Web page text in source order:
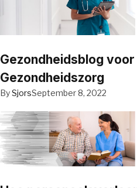
Gezondheidsblog
Gezondheidszorg
BySjorsSeptember 8, 2022